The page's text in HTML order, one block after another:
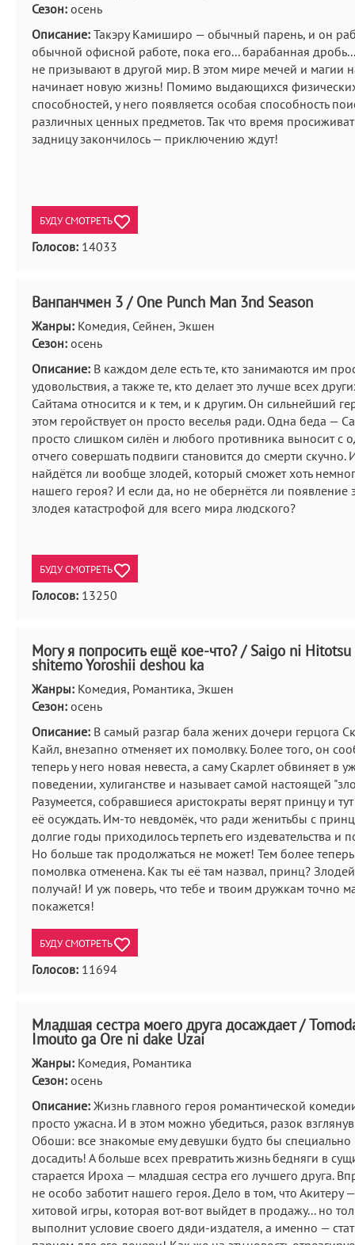
Сезон: осень
Описание: Такэру Камиширо — обычный парень, и он
обычной офисной работе, пока его... барабанная
не призывают в другой мир. В этом мире мечей и магии
начинает новую жизнь! Помимо выдающихся
способностей, у него появляется особая способность
различных ценных предметов. Так что время
задницу закончилось — приключению ждут!
БУДУ СМОТРЕТЬ
Голосов: 14033
Ванпанчмен 3 / One Punch Man 3nd Season
Жанры: Комедия, Сейнен, Экшен
Сезон: осень
Описание: В каждом деле есть те, кто занимаются им
удовольствия, а также те, кто делает это лучше всех
Сайтама относится и к тем, и к другим. Он сильнейший
этом геройствует он просто веселья ради. Одна беда —
просто слишком силён и любого противника выносит с
отчего совершать подвиги становится до смерти скучно.
найдётся ли вообще злодей, который сможет хоть
нашего героя? И если да, но не обернётся ли появление
злодея катастрофой для всего мира людского?
БУДУ СМОТРЕТЬ
Голосов: 13250
Могу я попросить ещё кое-что? / Saigo ni
shitemo Yoroshii deshou ka
Жанры: Комедия, Романтика, Экшен
Сезон: осень
Описание: В самый разгар бала жених дочери герцога
Кайл, внезапно отменяет их помолвку. Более того, он
теперь у него новая невеста, а саму Скарлет обвиняет в
поведении, хулиганстве и называет самой настоящей
Разумеется, собравшиеся аристократы верят принцу и
её осуждать. Им-то невдомёк, что ради женитьбы с
долгие годы приходилось терпеть его издевательства и
Но больше так продолжаться не может! Тем более
помолвка отменена. Как ты её там назвал, принц?
получай! И уж поверь, что тебе и твоим дружкам точно
покажется!
БУДУ СМОТРЕТЬ
Голосов: 11694
Младшая сестра моего друга досаждает /
Imouto ga Ore ni dake Uzai
Жанры: Комедия, Романтика
Сезон: осень
Описание: Жизнь главного героя романтической
просто ужасна. И в этом можно убедиться, разок
Обоши: все знакомые ему девушки будто бы специально
досадить! А больше всех превратить жизнь бедняги в
старается Ироха — младшая сестра его лучшего друга.
не особо заботит нашего героя. Дело в том, что Акитеру
хитовой игры, которая вот-вот выйдет в продажу... но
выполнит условие своего дяди-издателя, а именно —